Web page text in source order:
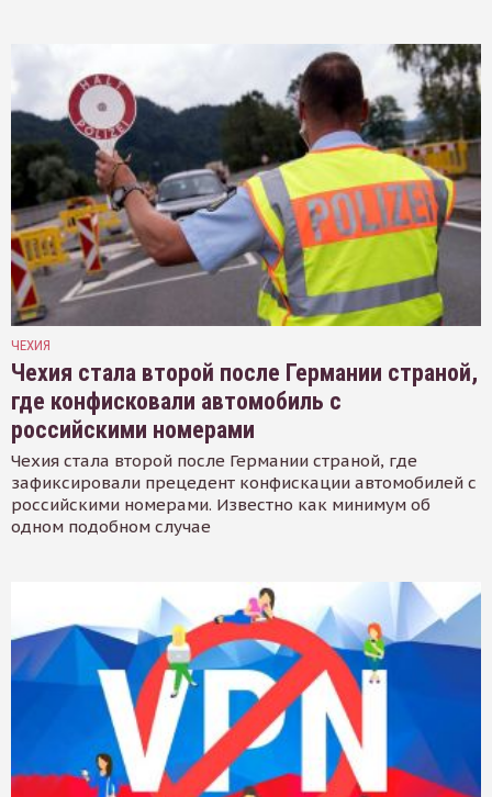
ЧЕХИЯ
Чехия стала второй после Германии страной,
где конфисковали автомобиль с
российскими номерами
Чехия стала второй после Германии страной, где
зафиксировали прецедент конфискации автомобилей с
российскими номерами. Известно как минимум об
одном подобном случае